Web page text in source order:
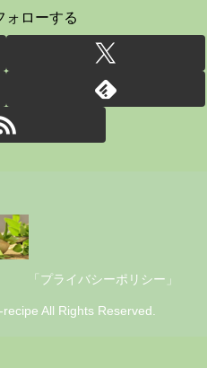
ォローする
「プライバシーポリシー」
All Rights Reserved.